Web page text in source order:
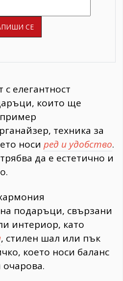
с елегантност
които ще
техника за
носи ред и удобство.
да е естетично и
подаръци, свързани
интериор, като
, стилен шал или пък
което носи баланс